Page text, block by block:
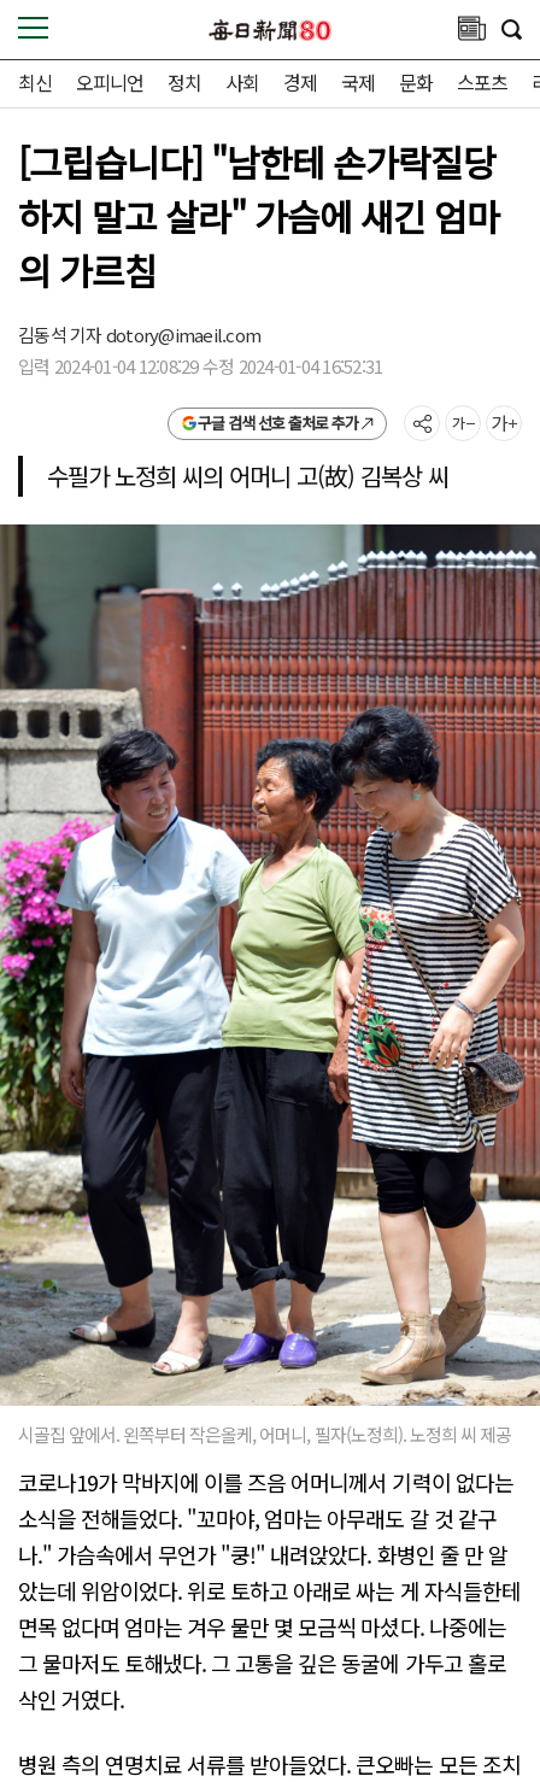
최신 오피니언 정치 사회 경제 국제 문화 스포츠
[그립습니다] "남한테 손가락질당
하지 말고 살라" 가슴에 새긴 엄마
의 가르침
김동석 기자dotory@imaeil.com
입력 2024-01-04 12:08:29 수정 2024-01-04 16:52:31
구글 검색 선호 출처로 추가
수필가 노정희 씨의 어머니 고(故) 김복상 씨
시골집 앞에서. 왼쪽부터 작은올케, 어머니, 필자(노정희). 노정희 씨 제공
코로나19가 막바지에 이를 즈음 어머니께서 기력이 없다는
소식을 전해들었다. "꼬마야, 엄마는 아무래도 갈 것 같구
나." 가슴속에서 무언가 "쿵!" 내려앉았다. 화병인 줄 만 알
았는데 위암이었다. 위로 토하고 아래로 싸는 게 자식들한테
면목 없다며 엄마는 겨우 물만 몇 모금씩 마셨다. 나중에는
그 물마저도 토해냈다. 그 고통을 깊은 동굴에 가두고 홀로
삭인 거였다.
병원 측의 연명치료 서류를 받아들었다. 큰오빠는 모든 조치